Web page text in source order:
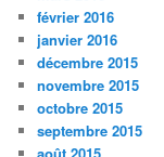
février 2016
janvier 2016
décembre 2015
novembre 2015
octobre 2015
septembre 2015